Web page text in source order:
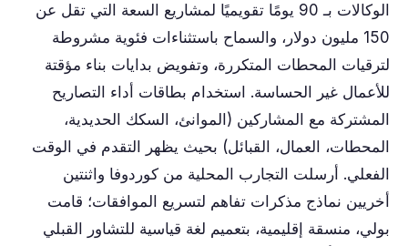
الوكالات بـ 90 يومًا تقويميًا لمشاريع السعة التي تقل عن
150 مليون دولار، والسماح باستثناءات فئوية مشروطة
لترقيات المحطات المتكررة، وتفويض بدايات بناء مؤقتة
للأعمال غير الحساسة. استخدام بطاقات أداء التصاريح
المشتركة مع المشاركين (الموانئ، السكك الحديدية،
المحطات، العمال، القبائل) بحيث يظهر التقدم في الوقت
الفعلي. أرسلت التجارب المحلية من كوردوفا واثنتين
أخريين نماذج مذكرات تفاهم لتسريع الموافقات؛ قامت
بولي، منسقة إقليمية، بتعميم لغة قياسية للتشاور القبلي